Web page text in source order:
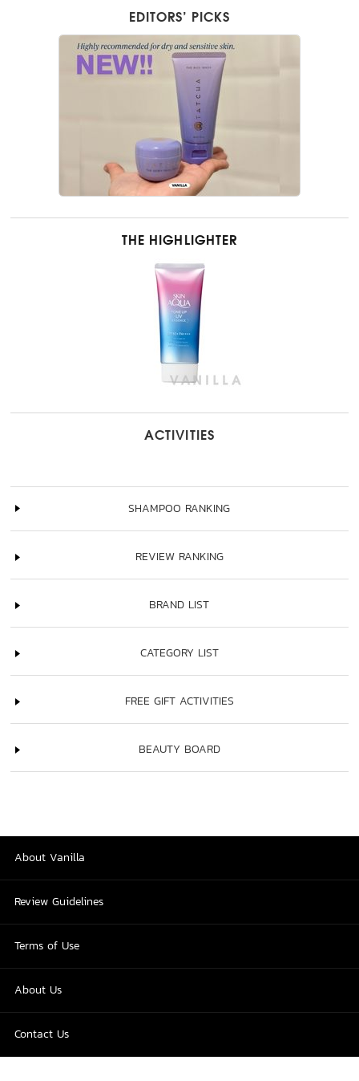
EDITORS’ PICKS
THE HIGHLIGHTER
ACTIVITIES
SHAMPOO RANKING
REVIEW RANKING
BRAND LIST
CATEGORY LIST
FREE GIFT ACTIVITIES
BEAUTY BOARD
About Vanilla
Review Guidelines
Terms of Use
About Us
Contact Us